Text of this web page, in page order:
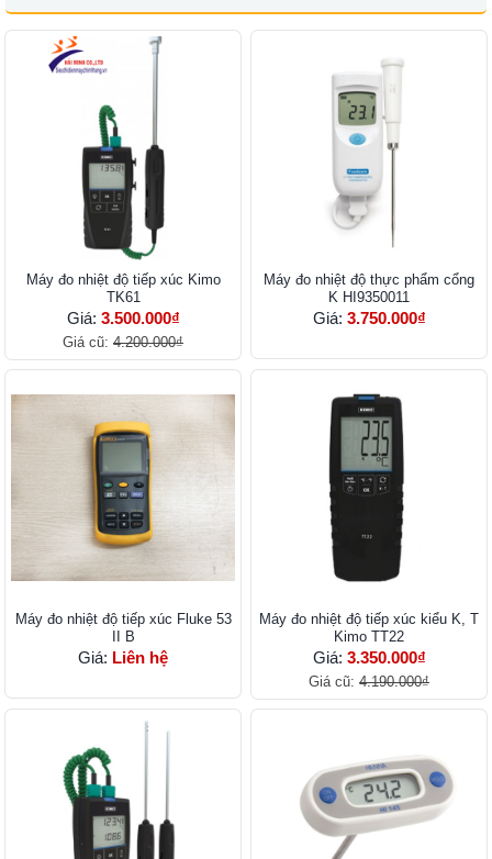
Máy đo nhiệt độ tiếp xúc Kimo
TK61
Giá: 3.500.000₫
Giá cũ: 4.200.000₫
Máy đo nhiệt độ thực phẩm cổng
K HI9350011
Giá: 3.750.000₫
Máy đo nhiệt độ tiếp xúc Fluke 53
II B
Giá: Liên hệ
Máy đo nhiệt độ tiếp xúc kiểu K, T
Kimo TT22
Giá: 3.350.000₫
Giá cũ: 4.190.000₫